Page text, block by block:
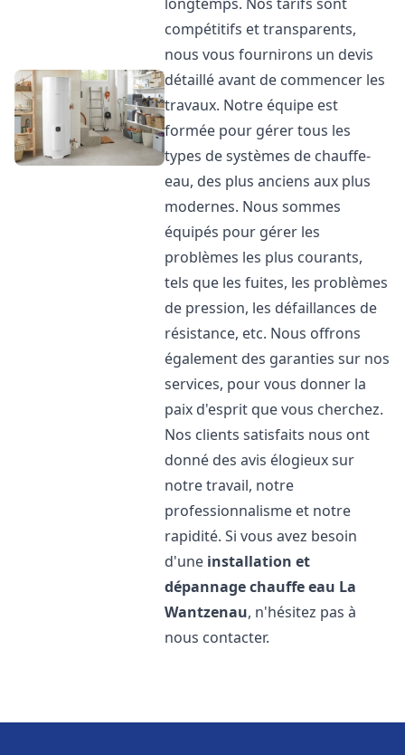
compétitifs et transparents,
nous vous fournirons un devis
détaillé avant de commencer les
travaux. Notre équipe est
formée pour gérer tous les
types de systèmes de chauffe-
eau, des plus anciens aux plus
modernes. Nous sommes
équipés pour gérer les
problèmes les plus courants,
tels que les fuites, les problèmes
de pression, les défaillances de
résistance, etc. Nous offrons
également des garanties sur nos
services, pour vous donner la
paix d'esprit que vous cherchez.
Nos clients satisfaits nous ont
donné des avis élogieux sur
notre travail, notre
professionnalisme et notre
rapidité. Si vous avez besoin
d'une installation et
dépannage chauffe eau La
Wantzenau, n'hésitez pas à
nous contacter.